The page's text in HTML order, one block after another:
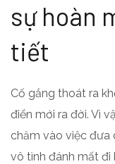
sự hoàn
tiết
Cố gắng thoát ra
điển mới ra đời. Vì
chăm vào việc đưa
vô tình đánh mất